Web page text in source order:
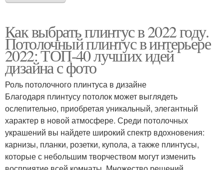
Как выбрать плинтус в 2022 году.
Потолочный плинтус в интерьере
2022: ТОП-40 лучших идей
дизайна с фото
Роль потолочного плинтуса в дизайне
Благодаря плинтусу потолок может выглядеть
ослепительно, приобретая уникальный, элегантный
характер в новой атмосфере. Среди потолочных
украшений вы найдете широкий спектр вдохновения:
карнизы, планки, розетки, купола, а также плинтусы,
которые с небольшим творчеством могут изменить